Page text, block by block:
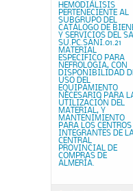
HEMODIÁLISIS
PERTENECIENTE AL
SUBGRUPO DEL
CATÁLOGO DE
Y SERVICIOS DEL
SU.PC.SANI.01.21
MATERIAL
ESPECIFICO PARA
NEFROLOGIA, CON
DISPONIBILIDAD
USO DEL
EQUIPAMIENTO
NECESARIO PARA
UTILIZACIÓN DEL
MATERIAL, Y
MANTENIMIENTO
PARA LOS CENTROS
INTEGRANTES DE
CENTRAL
PROVINCIAL DE
COMPRAS DE
ALMERÍA.